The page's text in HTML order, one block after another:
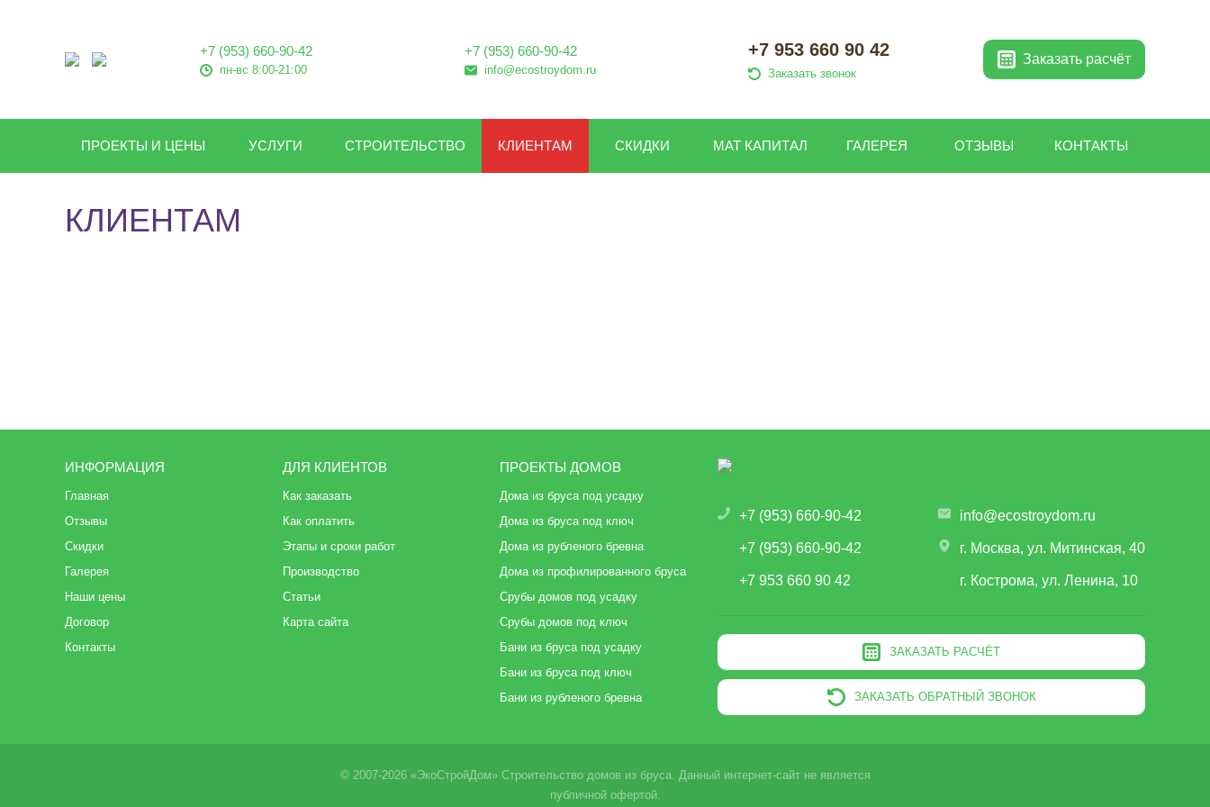
+7 (953) 660-90-42
пн-вс 8:00-21:00
+7 (953) 660-90-42
info@ecostroydom.ru
+7 953 660 90 42
Заказать звонок
Заказать расчёт
ПРОЕКТЫ И ЦЕНЫ УСЛУГИ СТРОИТЕЛЬСТВО КЛИЕНТАМ СКИДКИ МАТ КАПИТАЛ ГАЛЕРЕЯ ОТЗЫВЫ КОНТАКТЫ
КЛИЕНТАМ
ИНФОРМАЦИЯ
Главная
Отзывы
Скидки
Галерея
Наши цены
Договор
Контакты
ДЛЯ КЛИЕНТОВ
Как заказать
Как оплатить
Этапы и сроки работ
Производство
Статьи
Карта сайта
ПРОЕКТЫ ДОМОВ
Дома из бруса под усадку
Дома из бруса под ключ
Дома из рубленого бревна
Дома из профилированного бруса
Срубы домов под усадку
Срубы домов под ключ
Бани из бруса под усадку
Бани из бруса под ключ
Бани из рубленого бревна
+7 (953) 660-90-42
+7 (953) 660-90-42
+7 953 660 90 42
info@ecostroydom.ru
г. Москва, ул. Митинская, 40
г. Кострома, ул. Ленина, 10
ЗАКАЗАТЬ РАСЧЁТ
ЗАКАЗАТЬ ОБРАТНЫЙ ЗВОНОК
© 2007-2026 «ЭкоСтройДом» Строительство домов из бруса. Данный интернет-сайт не является
публичной офертой.